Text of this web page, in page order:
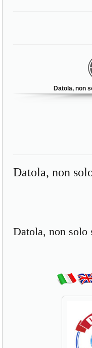
Datola, non
Datola, non
Datola, non solo